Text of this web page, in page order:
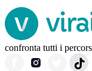
confronta tutti i